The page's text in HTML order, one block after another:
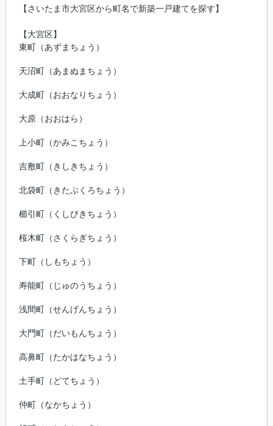
【さいたま市大宮区から町名で新築一戸建てを探す】
【大宮区】
東町（あずまちょう）
天沼町（あまぬまちょう）
大成町（おおなりちょう）
大原（おおはら）
上小町（かみこちょう）
吉敷町（きしきちょう）
北袋町（きたぶくろちょう）
櫛引町（くしびきちょう）
桜木町（さくらぎちょう）
下町（しもちょう）
寿能町（じゅのうちょう）
浅間町（せんげんちょう）
大門町（だいもんちょう）
高鼻町（たかはなちょう）
土手町（どてちょう）
仲町（なかちょう）